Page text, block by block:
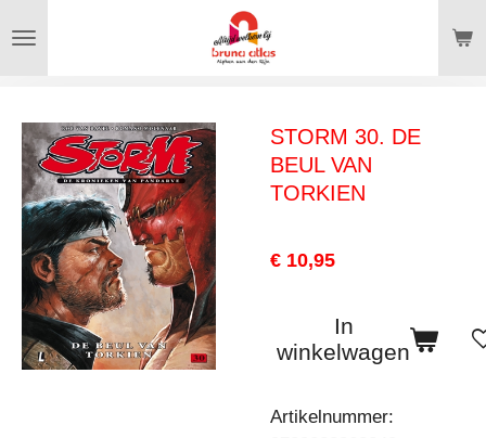
direct
hoofdinhoud
STORM 30. DE
BEUL VAN
TORKIEN
€ 10,95
In
winkelwagen
Artikelnummer: